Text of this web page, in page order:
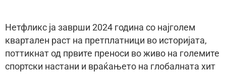
Нетфликс ја заврши 2024 година со најголем
квартален раст на претплатници во историјата,
поттикнат од првите преноси во живо на големите
спортски настани и враќањето на глобалната хит